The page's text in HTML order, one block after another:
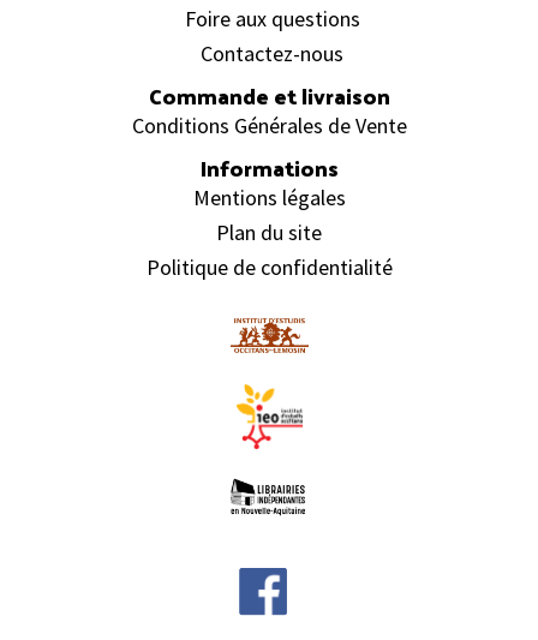
Foire aux questions
Contactez-nous
Commande et livraison
Conditions Générales de Vente
Informations
Mentions légales
Plan du site
Politique de confidentialité